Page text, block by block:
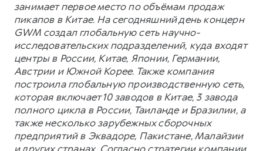
занимает первое место по объёмам продаж
пикапов в Китае. На сегодняшний день концерн
GWM создал глобальную сеть научно-
исследовательских подразделений, куда входят
центры в России, Китае, Японии, Германии,
Австрии и Южной Корее. Также компания
построила глобальную производственную сеть,
которая включает 10 заводов в Китае, 3 завода
полного цикла в России, Таиланде и Бразилии, а
также несколько зарубежных сборочных
предприятий в Эквадоре, Пакистане, Малайзии